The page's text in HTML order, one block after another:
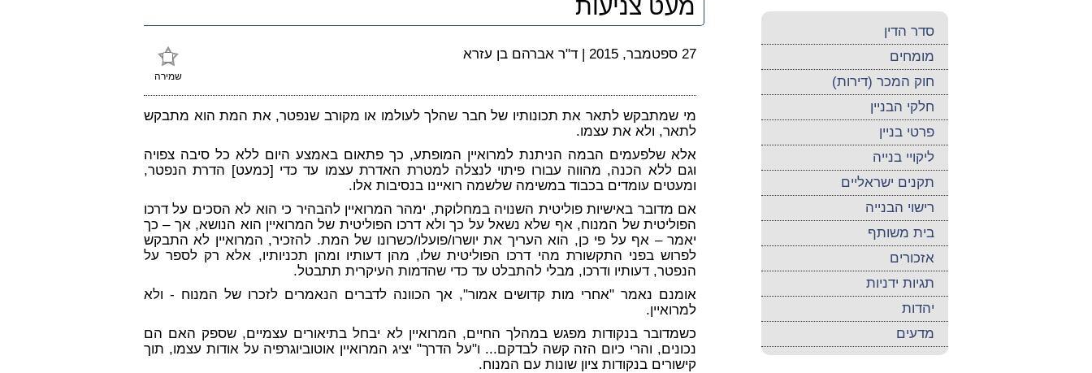
מעט צניעות
שמירה
27 ספטמבר, 2015 | ד"ר אברהם בן עזרא
מי שמתבקש לתאר את תכונותיו של חבר שהלך לעולמו או מקורב שנפטר, את המת הוא מתבקש
לתאר, ולא את עצמו.
אלא שלפעמים הבמה הניתנת למרואיין המופתע, כך פתאום באמצע היום ללא כל סיבה צפויה
וגם ללא הכנה, מהווה עבורו פיתוי לנצלה למטרת האדרת עצמו עד כדי [כמעט] הדרת הנפטר,
ומעטים עומדים בכבוד במשימה שלשמה רואיינו בנסיבות אלו.
אם מדובר באישיות פוליטית השנויה במחלוקת, ימהר המרואיין להבהיר כי הוא לא הסכים על דרכו
הפוליטית של המנוח, אף שלא נשאל על כך ולא דרכו הפוליטית של המרואיין הוא הנושא, אך – כך
יאמר – אף על פי כן, הוא העריך את יושרו/פועלו/כשרונו של המת. להזכיר, המרואיין לא התבקש
לפרוש בפני התקשורת מהי דרכו הפוליטית שלו, מהן דעותיו ומהן תכניותיו, אלא רק לספר על
הנפטר, דעותיו ודרכו, מבלי להתבלט עד כדי שהדמות העיקרית תתבטל.
אומנם נאמר "אחרי מות קדושים אמור", אך הכוונה לדברים הנאמרים לזכרו של המנוח - ולא
למרואיין.
כשמדובר בנקודות מפגש במהלך החיים, המרואיין לא יבחל בתיאורים עצמיים, שספק האם הם
נכונים, והרי כיום הזה קשה לבדקם... ו"על הדרך" יציג המרואיין אוטוביוגרפיה על אודות עצמו, תוך
קישורים בנקודות ציון שונות עם המנוח.
סדר הדין
מומחים
חוק המכר (דירות)
חלקי הבניין
פרטי בניין
ליקויי בנייה
תקנים ישראליים
רישוי הבנייה
בית משותף
אזכורים
תגיות ידניות
יהדות
מדעים